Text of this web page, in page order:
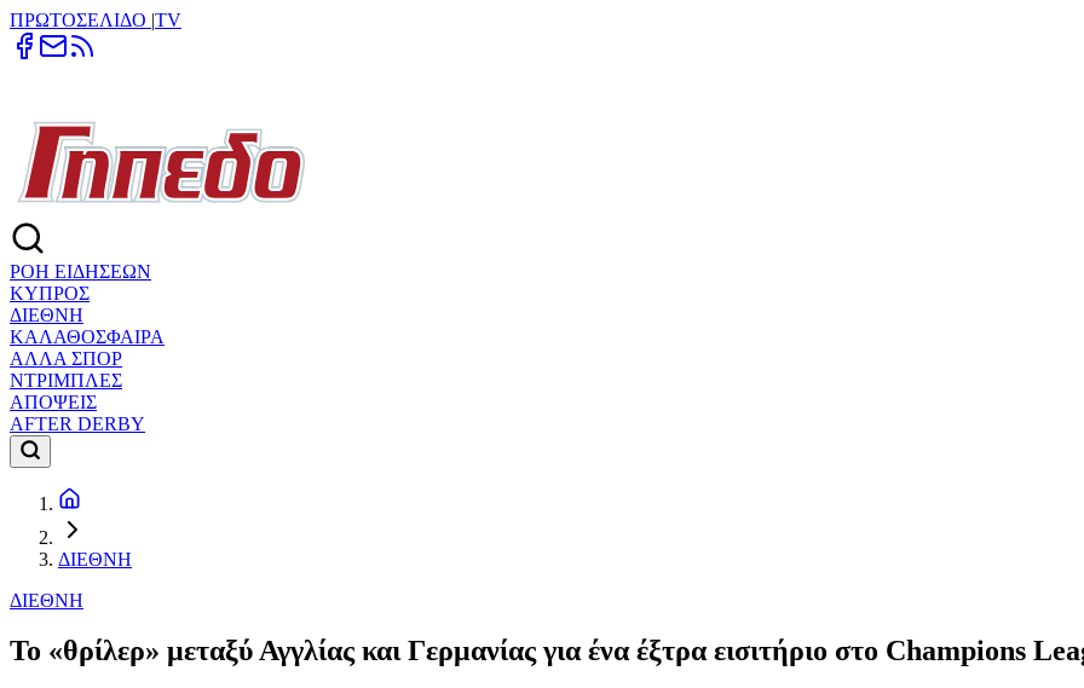
ΠΡΩΤΟΣΕΛΙΔΟ |TV
ΡΟΗ ΕΙΔΗΣΕΩΝ
ΚΥΠΡΟΣ
ΔΙΕΘΝΗ
ΚΑΛΑΘΟΣΦΑΙΡΑ
ΑΛΛΑ ΣΠΟΡ
ΝΤΡΙΜΠΛΕΣ
ΑΠΟΨΕΙΣ
AFTER DERBY
ΔΙΕΘΝΗ
ΔΙΕΘΝΗ
Το «θρίλερ» μεταξύ Αγγλίας και Γερμανίας για ένα έξτρα εισιτήριο στο Champions